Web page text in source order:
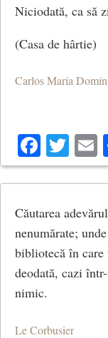
Niciodată, ca să
(Casa de hârtie)
Carlos María
Căutarea
nenumărate;
bibliotecă în
deodată, cazi
nimic.
Le Corbusier